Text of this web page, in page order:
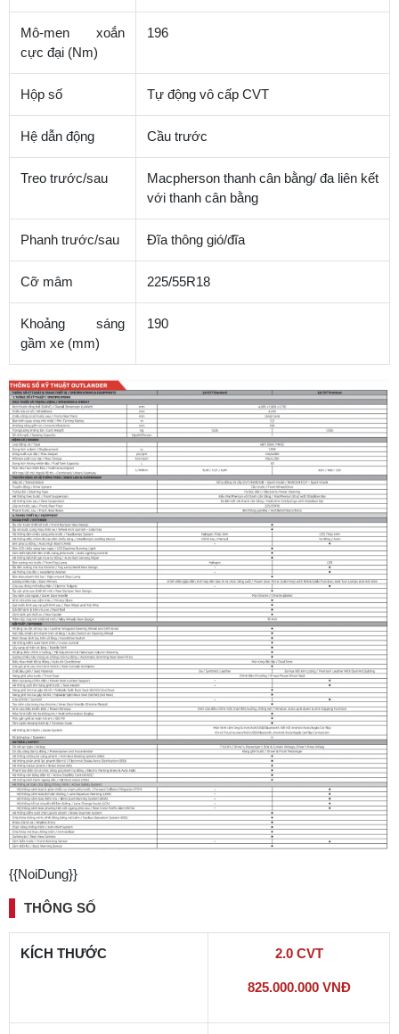
Mô-men xoắn
cực đại (Nm)
196
Hộp số Tự động vô cấp CVT
Hệ dẫn động Cầu trước
Treo trước/sau
Macpherson thanh cân bằng/ đa liên kết
với thanh cân bằng
Phanh trước/sau Đĩa thông gió/đĩa
Cỡ mâm 225/55R18
Khoảng sáng
gầm xe (mm)
190
{{NoiDung}}
THÔNG SỐ
KÍCH THƯỚC 2.0 CVT
825.000.000 VNĐ